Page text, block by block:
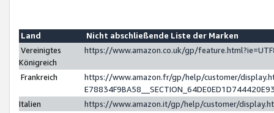
Land
Nicht abschließende Liste der Marken
Vereinigtes
Königreich
https://www.amazon.co.uk/gp/
Frankreich
https://www.amazon.fr/gp/help/customer/
Italien
https://www.amazon.it/gp/help/customer/